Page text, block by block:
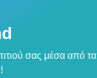
σας μέσα από τα